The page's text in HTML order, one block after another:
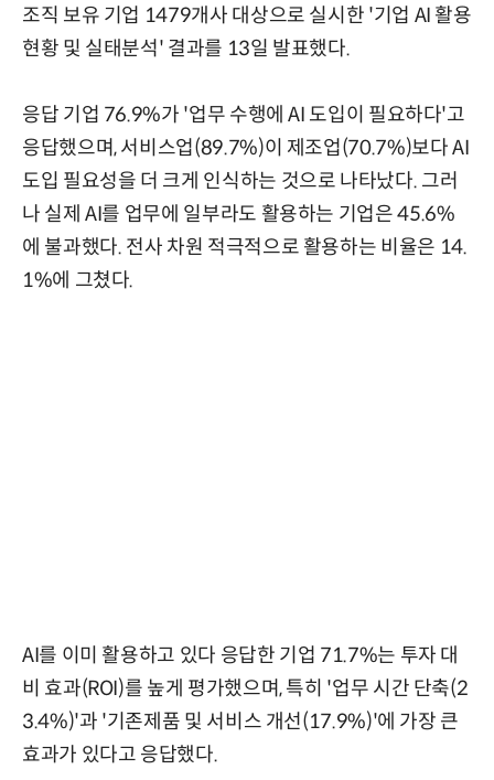
조직 보유 기업 1479개사 대상으로 실시한 '기업 AI 활용
현황 및 실태분석' 결과를 13일 발표했다.
응답 기업 76.9%가 '업무 수행에 AI 도입이 필요하다'고
응답했으며, 서비스업(89.7%)이 제조업(70.7%)보다 AI
도입 필요성을 더 크게 인식하는 것으로 나타났다. 그러
나 실제 AI를 업무에 일부라도 활용하는 기업은 45.6%
에 불과했다. 전사 차원 적극적으로 활용하는 비율은 14.
1%에 그쳤다.
AI를 이미 활용하고 있다 응답한 기업 71.7%는 투자 대
비 효과(ROI)를 높게 평가했으며, 특히 '업무 시간 단축(2
3.4%)'과 '기존제품 및 서비스 개선(17.9%)'에 가장 큰
효과가 있다고 응답했다.